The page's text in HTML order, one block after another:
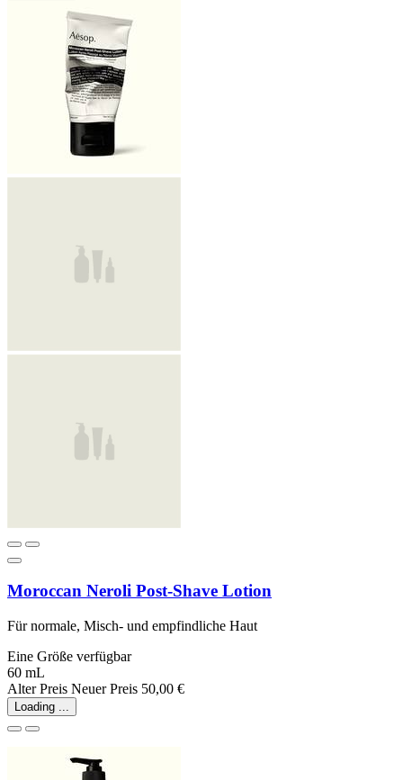
Moroccan Neroli Post-Shave Lotion
Für normale, Misch- und empfindliche Haut
Eine Größe verfügbar
60 mL
Alter Preis Neuer Preis 50,00 €
Loading ...